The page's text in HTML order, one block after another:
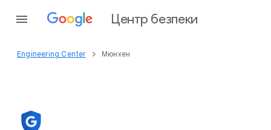
Центр безпеки
Engineering Center Мюнхен